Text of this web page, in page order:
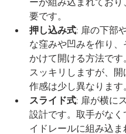
ーが組み込まれており
要です。
押し込み式: 扉の下部
な窪みや凹みを作り、
かけて開ける方法です
スッキリしますが、
作感は少し異なります。
スライド式: 扉が横に
設計です。取手がなく
イドレールに組み込ま